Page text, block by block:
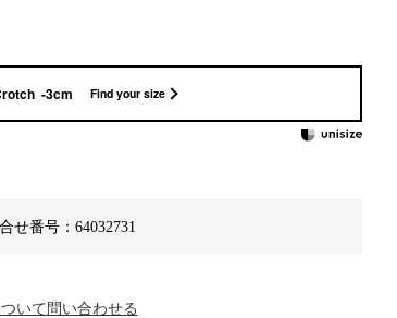
せ番号：64032731
-3cm Find your size
いて問い合わせる